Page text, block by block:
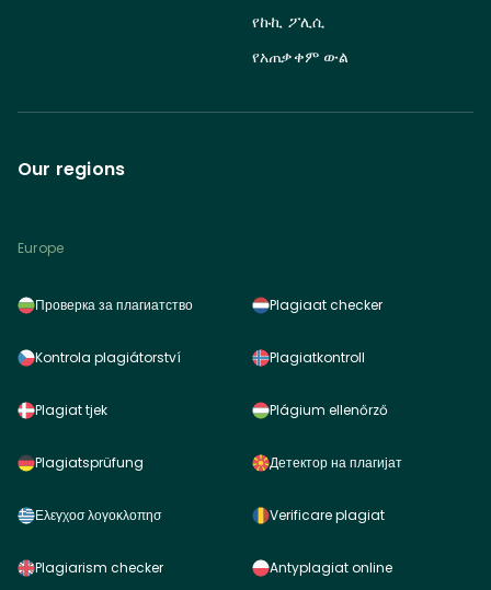
የኩኪ ፖሊሲ
የአጠቃቀም ውል
Our regions
Europe
Проверка за плагиатство
Kontrola plagiátorství
Plagiat tjek
Plagiatsprüfung
Ελεγχοσ λογοκλοπησ
Plagiarism checker
Plagiaat checker
Plagiatkontroll
Plágium ellenőrző
Детектор на плагијат
Verificare plagiat
Antyplagiat online